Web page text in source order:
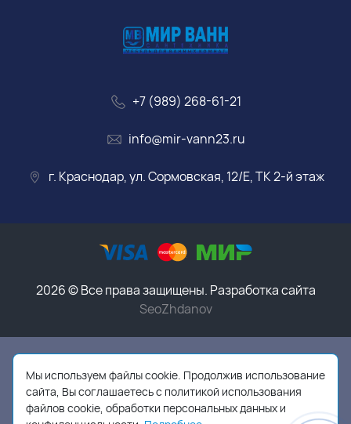
+7 (989) 268-61-21
info@mir-vann23.ru
г. Краснодар, ул. Сормовская, 12/Е, ТК 2-й этаж
2026 © Все права защищены. Разработка сайта
SeoZhdanov
Данный интернет-магазин носит исключительно
информационный характер и ни при каких условиях
информационные материалы, размеры, фото и цены
сайта не являются публичной офертой, в соответствии
Мы используем файлы cookie. Продолжив использование
сайта, Вы соглашаетесь с политикой использования
файлов cookie, обработки персональных данных и